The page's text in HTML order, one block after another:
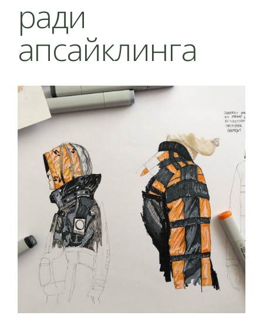
ради
апсайклинга